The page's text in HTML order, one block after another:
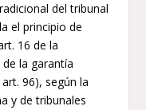
del tribunal
el principio de
16 de la
la garantía
96), según la
y de tribunales